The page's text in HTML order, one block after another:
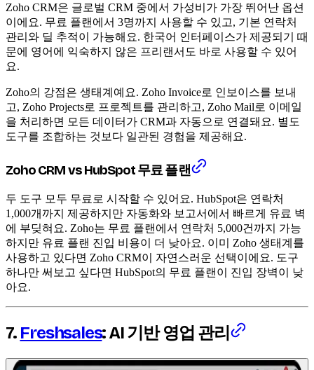
Zoho CRM은 글로벌 CRM 중에서 가성비가 가장 뛰어난 옵션
이에요. 무료 플랜에서 3명까지 사용할 수 있고, 기본 연락처
관리와 딜 추적이 가능해요. 한국어 인터페이스가 제공되기 때
문에 영어에 익숙하지 않은 프리랜서도 바로 사용할 수 있어
요.
Zoho의 강점은 생태계예요. Zoho Invoice로 인보이스를 보내
고, Zoho Projects로 프로젝트를 관리하고, Zoho Mail로 이메일
을 처리하면 모든 데이터가 CRM과 자동으로 연결돼요. 별도
도구를 조합하는 것보다 일관된 경험을 제공해요.
Zoho CRM vs HubSpot 무료 플랜
두 도구 모두 무료로 시작할 수 있어요. HubSpot은 연락처
1,000개까지 제공하지만 자동화와 보고서에서 빠르게 유료 벽
에 부딪혀요. Zoho는 무료 플랜에서 연락처 5,000건까지 가능
하지만 유료 플랜 진입 비용이 더 낮아요. 이미 Zoho 생태계를
사용하고 있다면 Zoho CRM이 자연스러운 선택이에요. 도구
하나만 써보고 싶다면 HubSpot의 무료 플랜이 진입 장벽이 낮
아요.
7. Freshsales: AI 기반 영업 관리